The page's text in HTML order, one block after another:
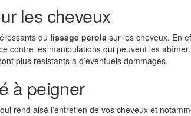
les cheveux
du lissage perola sur les cheveux. En
contre les manipulations qui peuvent les
plus résistants à d’éventuels dommages.
à peigner
rend aisé l’entretien de vos cheveux et